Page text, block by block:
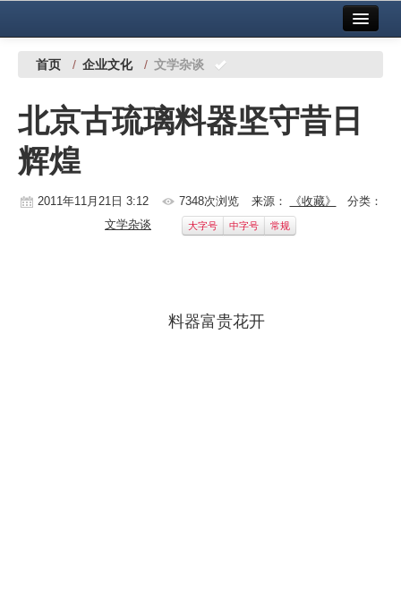
中国有色金属报社主办 广告服务
铜镍铅锌
铝
稀有稀土
首页 / 企业文化 / 文学杂谈
北京古琉璃料器坚守昔日
辉煌
2011年11月21日 3:12 7348次浏览 来源： 《收藏》
分类：
文学杂谈
大字号 中字号 常规
料器富贵花开